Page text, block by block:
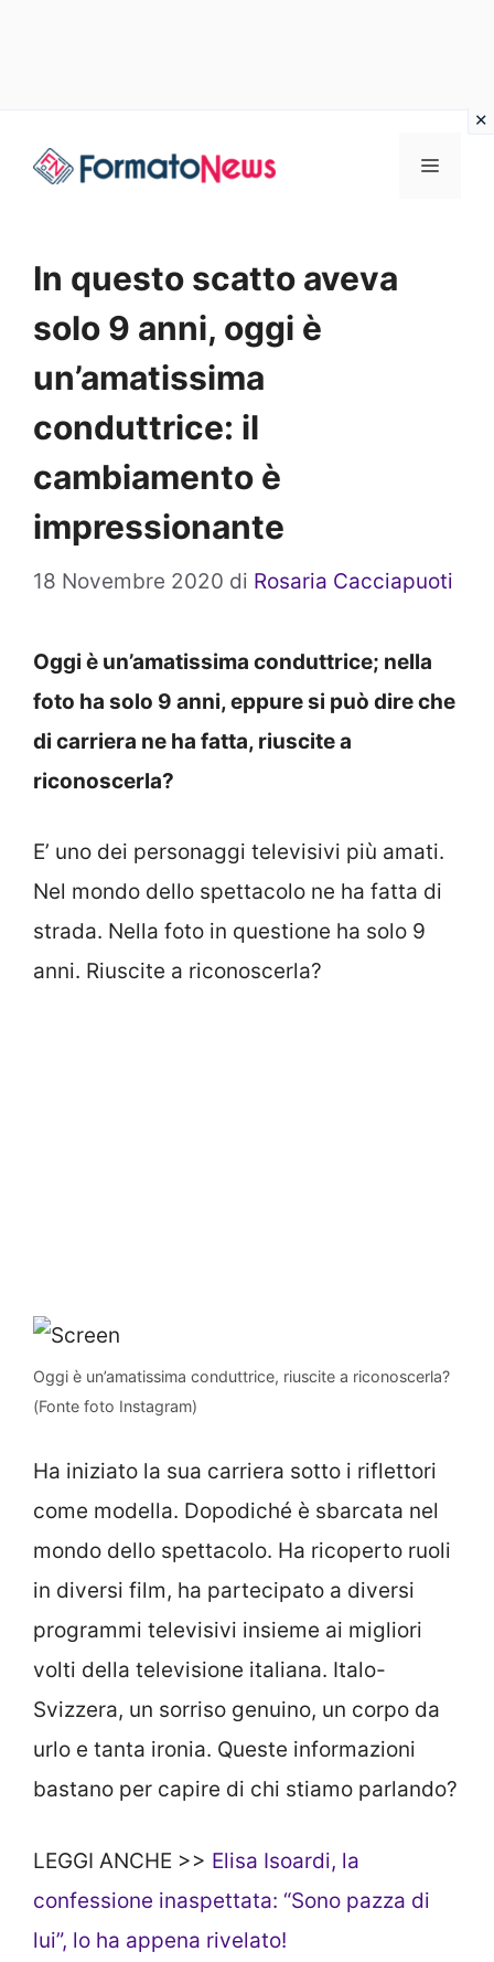
Menu
In questo scatto aveva
solo 9 anni, oggi è
un’amatissima
conduttrice: il
cambiamento è
impressionante
18 Novembre 2020 di Rosaria Cacciapuoti
Oggi è un’amatissima conduttrice; nella
foto ha solo 9 anni, eppure si può dire che
di carriera ne ha fatta, riuscite a
riconoscerla?
E’ uno dei personaggi televisivi più amati.
Nel mondo dello spettacolo ne ha fatta di
strada. Nella foto in questione ha solo 9
anni. Riuscite a riconoscerla?
Oggi è un’amatissima conduttrice, riuscite a riconoscerla?
(Fonte foto Instagram)
Ha iniziato la sua carriera sotto i riflettori
come modella. Dopodiché è sbarcata nel
mondo dello spettacolo. Ha ricoperto ruoli
in diversi film, ha partecipato a diversi
programmi televisivi insieme ai migliori
volti della televisione italiana. Italo-
Svizzera, un sorriso genuino, un corpo da
urlo e tanta ironia. Queste informazioni
bastano per capire di chi stiamo parlando?
LEGGI ANCHE >> Elisa Isoardi, la
confessione inaspettata: “Sono pazza di
lui”, lo ha appena rivelato!